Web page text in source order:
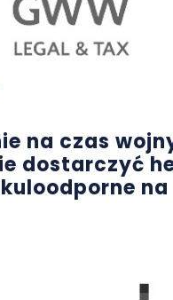
na czas
dostarczyć